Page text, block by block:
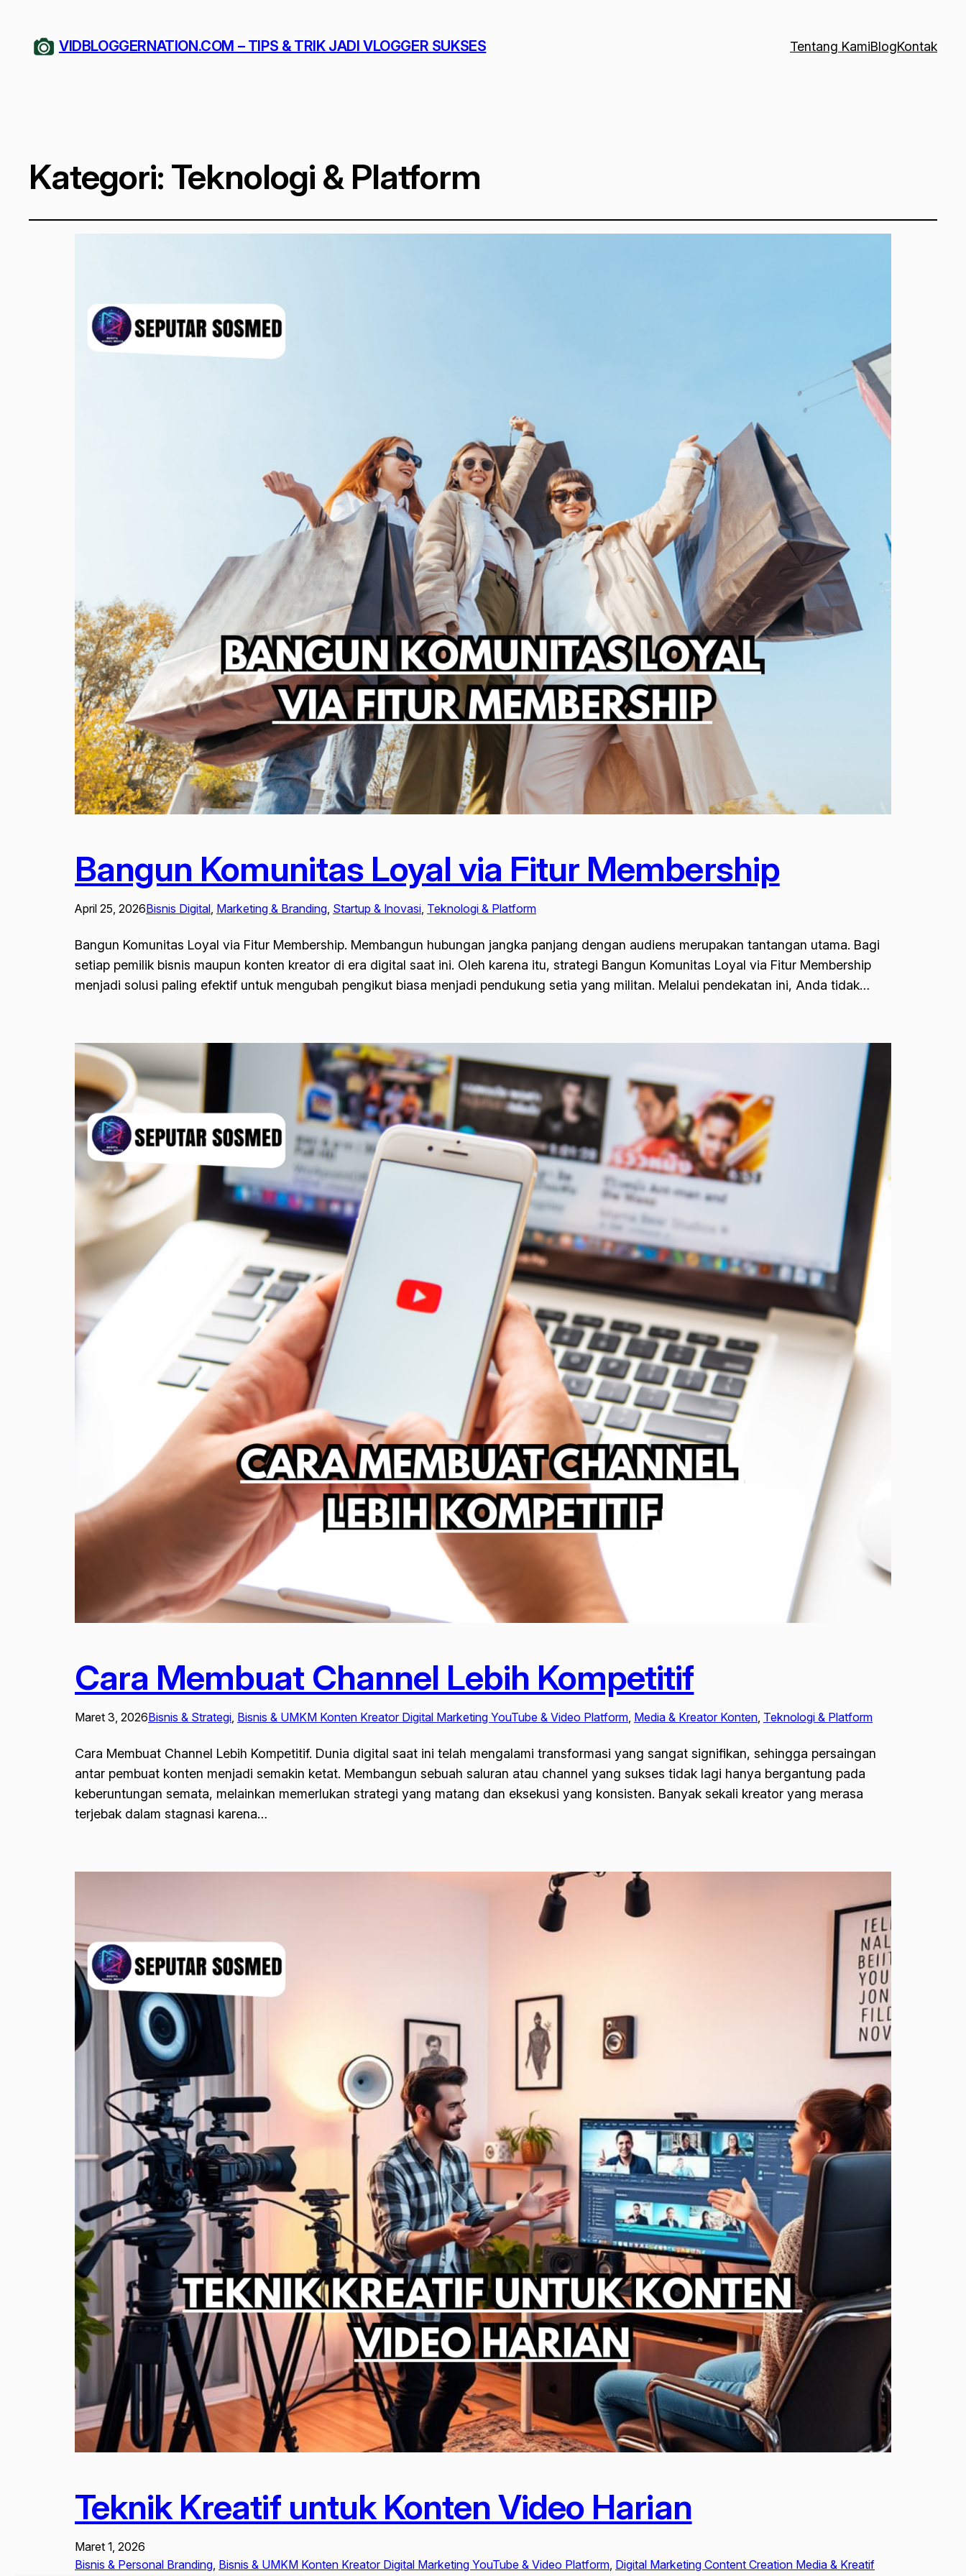
VIDBLOGGERNATION.COM – TIPS & TRIK JADI VLOGGER SUKSES Tentang KamiBlogKontak
Kategori: Teknologi & Platform
Bangun Komunitas Loyal via Fitur Membership
April 25, 2026Bisnis Digital Marketing & Branding Startup & Inovasi Teknologi & Platform
Bangun Komunitas Loyal via Fitur Membership. Membangun hubungan jangka panjang dengan audiens merupakan tantangan utama. Bagi
setiap pemilik bisnis maupun konten kreator di era digital saat ini. Oleh karena itu, strategi Bangun Komunitas Loyal via Fitur Membership
menjadi solusi paling efektif untuk mengubah pengikut biasa menjadi pendukung setia yang militan. Melalui pendekatan ini, Anda tidak…
Cara Membuat Channel Lebih Kompetitif
Maret 3, 2026Bisnis & Strategi, Bisnis & UMKM Konten Kreator Digital Marketing YouTube & Video Platform, Media & Kreator Konten, Teknologi & Platform
Cara Membuat Channel Lebih Kompetitif. Dunia digital saat ini telah mengalami transformasi yang sangat signifikan, sehingga persaingan
antar pembuat konten menjadi semakin ketat. Membangun sebuah saluran atau channel yang sukses tidak lagi hanya bergantung pada
keberuntungan semata, melainkan memerlukan strategi yang matang dan eksekusi yang konsisten. Banyak sekali kreator yang merasa
terjebak dalam stagnasi karena…
Teknik Kreatif untuk Konten Video Harian
Maret 1, 2026
Bisnis & Personal Branding Bisnis & UMKM Konten Kreator Digital Marketing YouTube & Video Platform Digital Marketing Content Creation Media & Kreatif